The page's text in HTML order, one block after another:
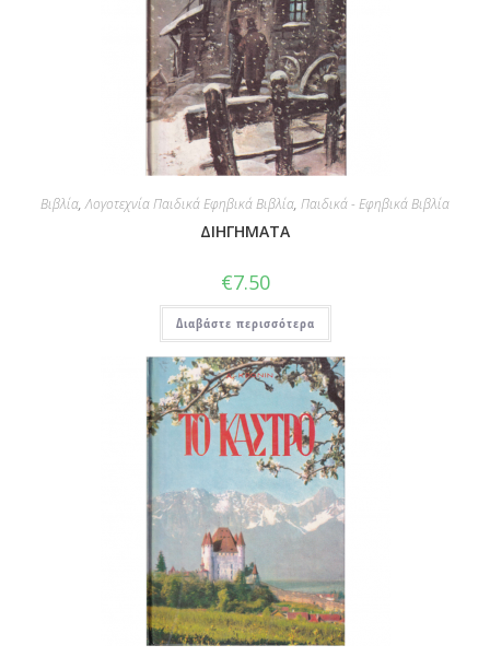
Βιβλία,Λογοτεχνία Παιδικά Εφηβικά Βιβλία, Παιδικά - Εφηβικά Βιβλία
ΔΙΗΓΗΜΑΤΑ
€7.50
Διαβάστε περισσότερα